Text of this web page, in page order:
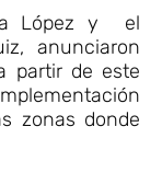
López y el
anunciaron
partir de este
zonas donde